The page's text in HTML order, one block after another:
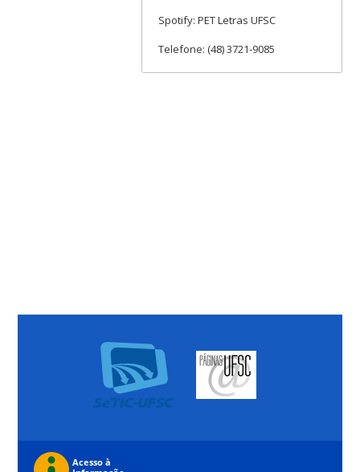
Spotify: PET Letras UFSC
Telefone: (48) 3721-9085